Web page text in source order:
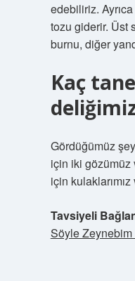
edebiliriz.
tozu giderir. Üst
burnu, diğer
Kaç
Gördüğümüz
için iki gözümüz
için kulaklarımız
Tavsiyeli
Söyle